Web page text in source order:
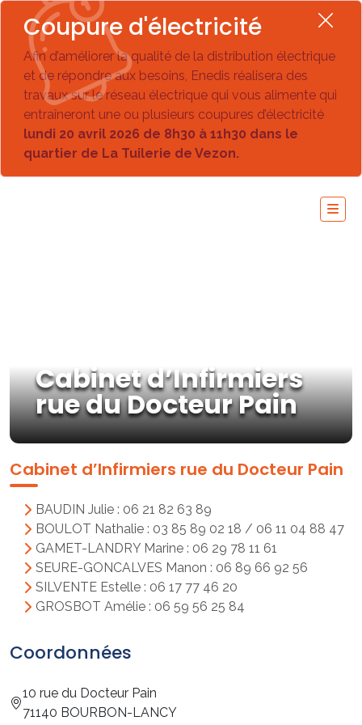
Coupure d'électricité
Afin d’améliorer la qualité de la distribution électrique
et de répondre aux besoins, Enedis réalisera des
travaux sur le réseau électrique qui vous alimente qui
entraîneront une ou plusieurs coupures d’électricité
lundi 20 avril 2026 de 8h30 à 11h30 dans le
quartier de La Tuilerie de Vezon.
Cabinet d’Infirmiers
rue du Docteur Pain
Cabinet d’Infirmiers rue du Docteur Pain
BAUDIN Julie : 06 21 82 63 89
BOULOT Nathalie : 03 85 89 02 18 / 06 11 04 88 47
GAMET-LANDRY Marine : 06 29 78 11 61
SEURE-GONCALVES Manon : 06 89 66 92 56
SILVENTE Estelle : 06 17 77 46 20
GROSBOT Amélie : 06 59 56 25 84
Coordonnées
10 rue du Docteur Pain
71140 BOURBON-LANCY